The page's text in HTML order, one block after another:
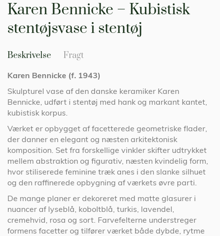
Karen Bennicke – Kubistisk
stentøjsvase i stentøj
Beskrivelse
Karen Bennicke (f. 1943)
Skulpturel vase af den danske keramiker Karen
Bennicke, udført i stentøj med hank og markant kantet,
kubistisk korpus.
Værket er opbygget af facetterede geometriske flader,
der danner en elegant og næsten arkitektonisk
komposition. Set fra forskellige vinkler skifter udtrykket
mellem abstraktion og figurativ, næsten kvindelig form,
hvor stiliserede feminine træk anes i den slanke silhuet
og den raffinerede opbygning af værkets øvre parti.
De mange planer er dekoreret med matte glasurer i
nuancer af lyseblå, koboltblå, turkis, lavendel,
cremehvid, rosa og sort. Farvefelterne understreger
formens facetter og tilfører værket både dybde, rytme
Fragt
starten
billedgalleriet